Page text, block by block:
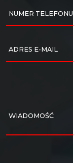
NUMER TELEFONU
ADRES E-MAIL
WIADOMOŚĆ